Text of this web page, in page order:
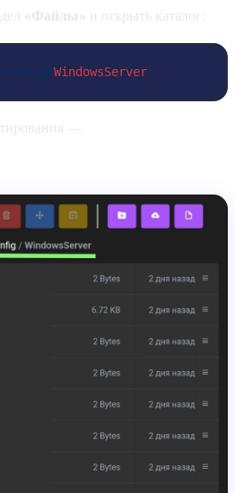
«Файлы» и открыть каталог:
/Config/WindowsServer
—